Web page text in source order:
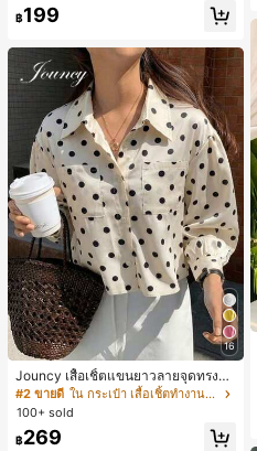
฿199
16
Jouncy เสื้อเชิ้ตแขนยาวลายจุดทรงหล
วมสำหรับผู้หญิง
#2 ขายดี
ใน กระเป๋า เสื้อเชิ้ตทำงานมีกระเป๋า
100+ sold
฿269